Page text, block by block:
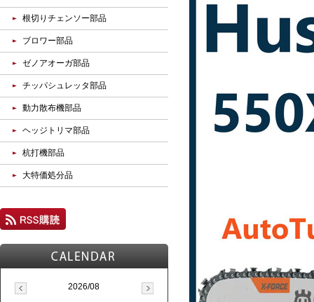
根切りチェンソー部品
ブロワー部品
ゼノアオーガ部品
チッパシュレッタ部品
動力散布機部品
ヘッジトリマ部品
杭打機部品
大特価処分品
2026/08